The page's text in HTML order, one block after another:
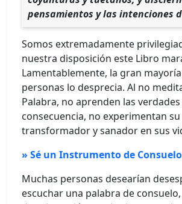
pensamientos y las intenciones
Somos extremadamente
nuestra disposición este Libro
Lamentablemente, la gran
personas lo desprecia. Al no
Palabra, no aprenden las
consecuencia, no experimentan
transformador y sanador en sus
» Sé un Instrumento de
Muchas personas desearían
escuchar una palabra de